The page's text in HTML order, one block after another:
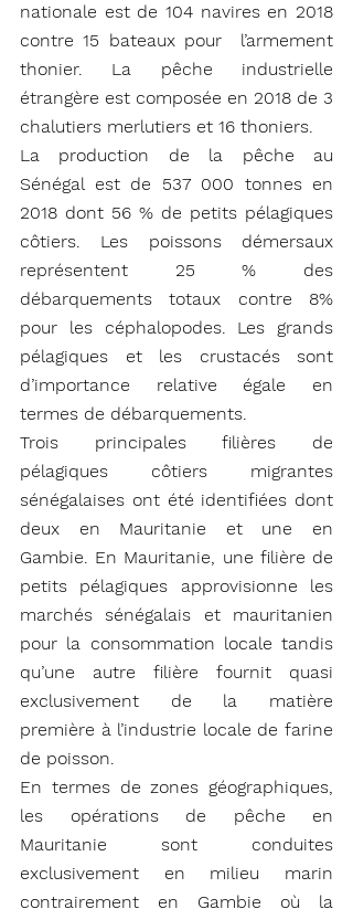
nationale est de 104 navires en 2018
contre 15 bateaux pour  l’armement
thonier. La pêche industrielle
étrangère est composée en 2018 de 3
chalutiers merlutiers et 16 thoniers.
La production de la pêche au
Sénégal est de 537 000 tonnes en
2018 dont 56 % de petits pélagiques
côtiers. Les poissons démersaux
représentent 25 % des
débarquements totaux contre 8%
pour les céphalopodes. Les grands
pélagiques et les crustacés sont
d’importance relative égale en
termes de débarquements.
Trois principales filières de
pélagiques côtiers migrantes
sénégalaises ont été identifiées dont
deux en Mauritanie et une en
Gambie. En Mauritanie, une filière de
petits pélagiques approvisionne les
marchés sénégalais et mauritanien
pour la consommation locale tandis
qu’une autre filière fournit quasi
exclusivement de la matière
première à l’industrie locale de farine
de poisson.
En termes de zones géographiques,
les opérations de pêche en
Mauritanie sont conduites
exclusivement en milieu marin
contrairement en Gambie où la